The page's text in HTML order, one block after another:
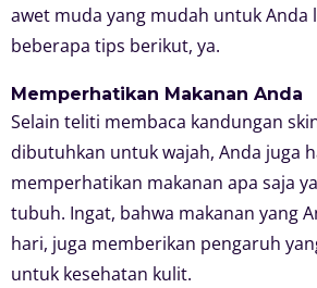
awet muda yang mudah untuk Anda
beberapa tips berikut, ya.
Memperhatikan Makanan Anda
Selain teliti membaca kandungan
dibutuhkan untuk wajah, Anda juga
memperhatikan makanan apa saja
tubuh. Ingat, bahwa makanan yang
hari, juga memberikan pengaruh
untuk kesehatan kulit.